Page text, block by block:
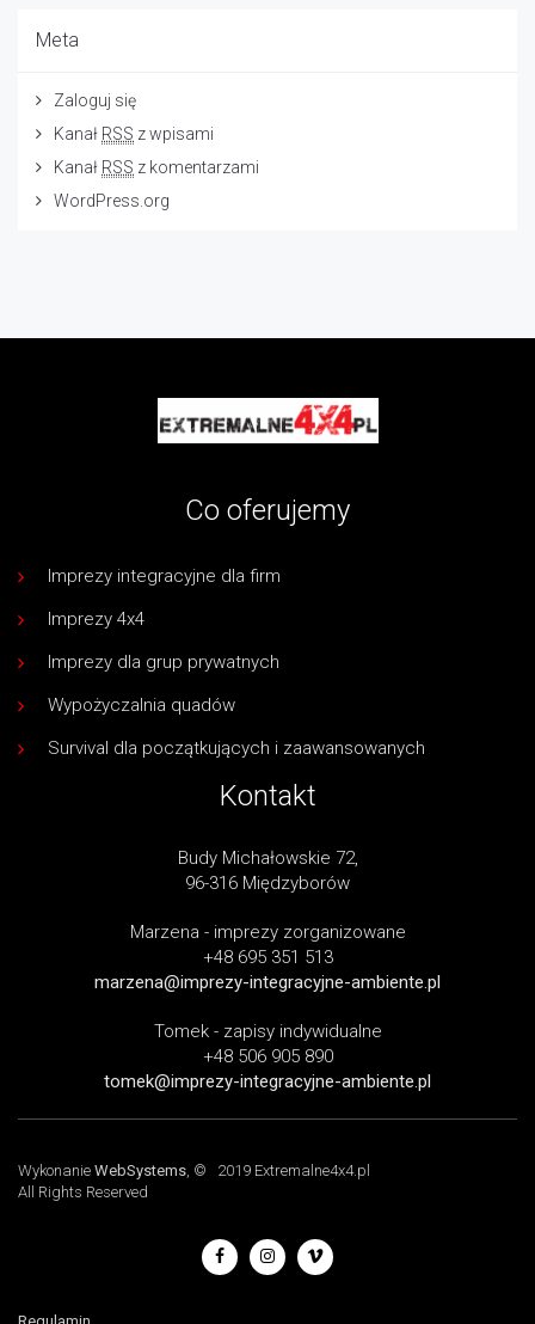
Meta
Zaloguj się
Kanał RSS z wpisami
Kanał RSS z komentarzami
WordPress.org
Co oferujemy
Imprezy integracyjne dla firm
Imprezy 4x4
Imprezy dla grup prywatnych
Wypożyczalnia quadów
Survival dla początkujących i zaawansowanych
Kontakt
Budy Michałowskie 72,
96-316 Międzyborów
Marzena - imprezy zorganizowane
+48 695 351 513
marzena@imprezy-integracyjne-ambiente.pl
Tomek - zapisy indywidualne
+48 506 905 890
tomek@imprezy-integracyjne-ambiente.pl
Wykonanie WebSystems , © 2019 Extremalne4x4.pl
All Rights Reserved